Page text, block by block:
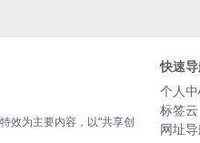
效为主要内容，以“共享创
快速
个人
标签云
网址